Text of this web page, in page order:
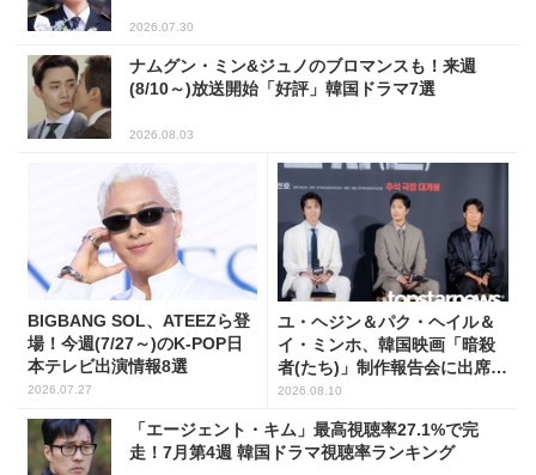
2026.07.30
ナムグン・ミン&ジュノのブロマンスも！来週
(8/10～)放送開始「好評」韓国ドラマ7選
2026.08.03
BIGBANG SOL、ATEEZら登
場！今週(7/27～)のK-POP日
本テレビ出演情報8選
2026.07.27
ユ・ヘジン＆パク・ヘイル＆
イ・ミンホ、韓国映画「暗殺
者(たち)」制作報告会に出席！
(PHOTO8枚)
2026.08.10
「エージェント・キム」最高視聴率27.1%で完
走！7月第4週 韓国ドラマ視聴率ランキング